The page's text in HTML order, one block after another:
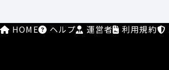
HOME ヘルプ 運営者 利用規約